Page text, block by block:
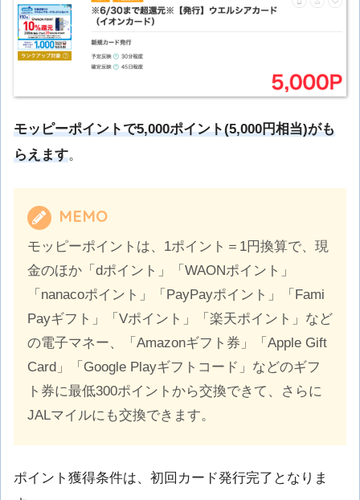
モッピーポイントで5,000ポイント(5,000円相当)がも
らえます。
MEMO
モッピーポイントは、1ポイント＝1円換算で、現
金のほか「dポイント」「WAONポイント」
「nanacoポイント」「PayPayポイント」「Fami
Payギフト」「Vポイント」「楽天ポイント」など
の電子マネー、「Amazonギフト券」「Apple Gift
Card」「Google Playギフトコード」などのギフ
ト券に最低300ポイントから交換できて、さらに
JALマイルにも交換できます。
ポイント獲得条件は、初回カード発行完了となりま